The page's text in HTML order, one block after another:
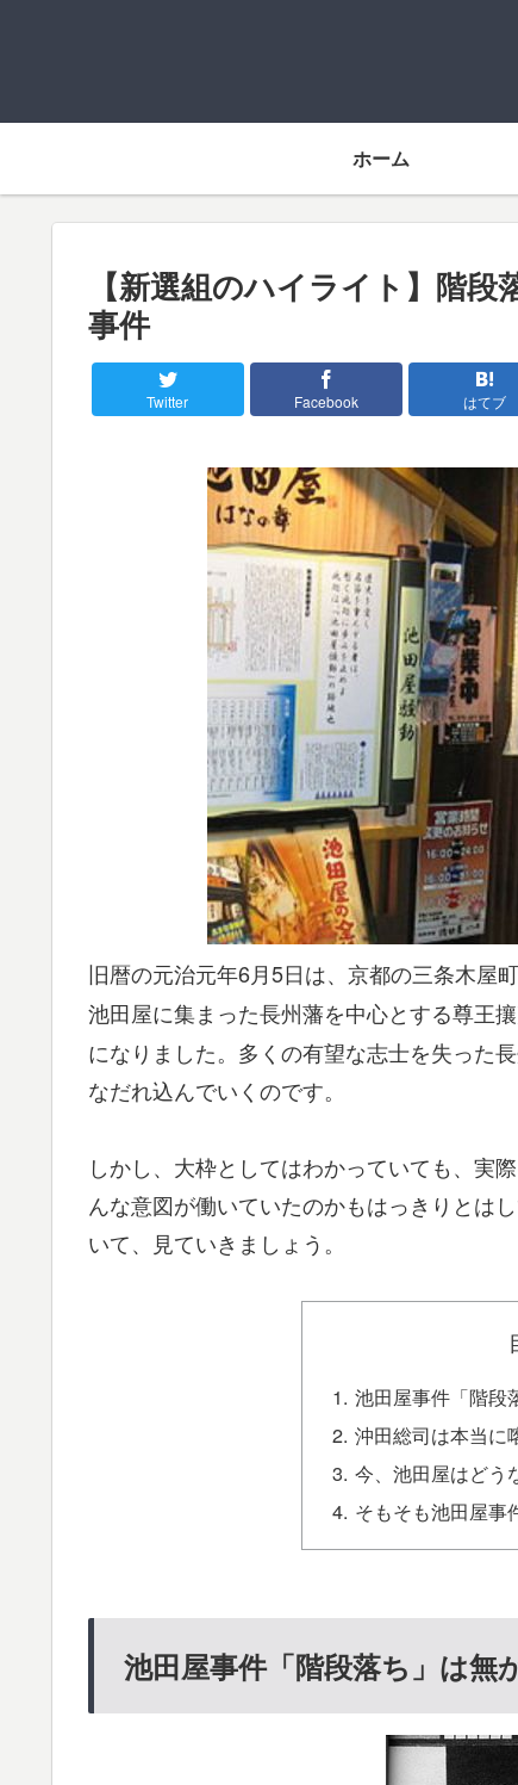
ホーム
【新選組のハイライト】階
事件
Twitter Facebook はてブ
旧暦の元治元年6月5日は、京都の三条木屋
池田屋に集まった長州藩を中心とする尊王
になりました。多くの有望な志士を失った
なだれ込んでいくのです。
しかし、大枠としてはわかっていても、実
んな意図が働いていたのかもはっきりとは
いて、見ていきましょう。
池田屋事件「階段
沖田総司は本当に
今、池田屋はどう
そもそも池田屋事
池田屋事件「階段落ち」は無